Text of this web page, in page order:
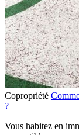
Copropriété
?
Vous habitez en